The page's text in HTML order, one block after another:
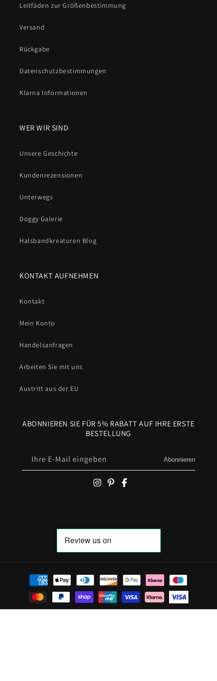
Leitfäden zur Größenbestimmung
Versand
Rückgabe
Datenschutzbestimmungen
Klarna Informationen
WER WIR SIND
Unsere Geschichte
Kundenrezensionen
Unterwegs
Doggy Galerie
Halsbandkreaturen Blog
KONTAKT AUFNEHMEN
Kontakt
Mein Konto
Handelsanfragen
Arbeiten Sie mit uns
Austritt aus der EU
ABONNIEREN SIE FÜR 5% RABATT AUF IHRE ERSTE
BESTELLUNG
Ihre E-Mail eingeben Abonnieren
Zahlungsmöglichkeiten